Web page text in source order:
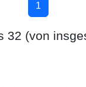
1
32 (von